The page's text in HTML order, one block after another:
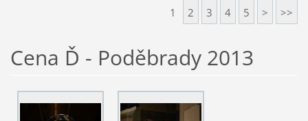
1 2 3 4 5 > >>
Cena Ď - Poděbrady 2013